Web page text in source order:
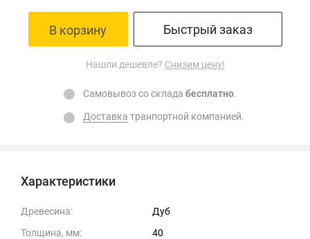
Характеристики
Древесина:
Дуб
Толщина, мм:
40
В корзину Быстрый заказ
Нашли дешевле? Снизим цену!
Самовывоз со склада бесплатно.
Доставка транпортной компанией.